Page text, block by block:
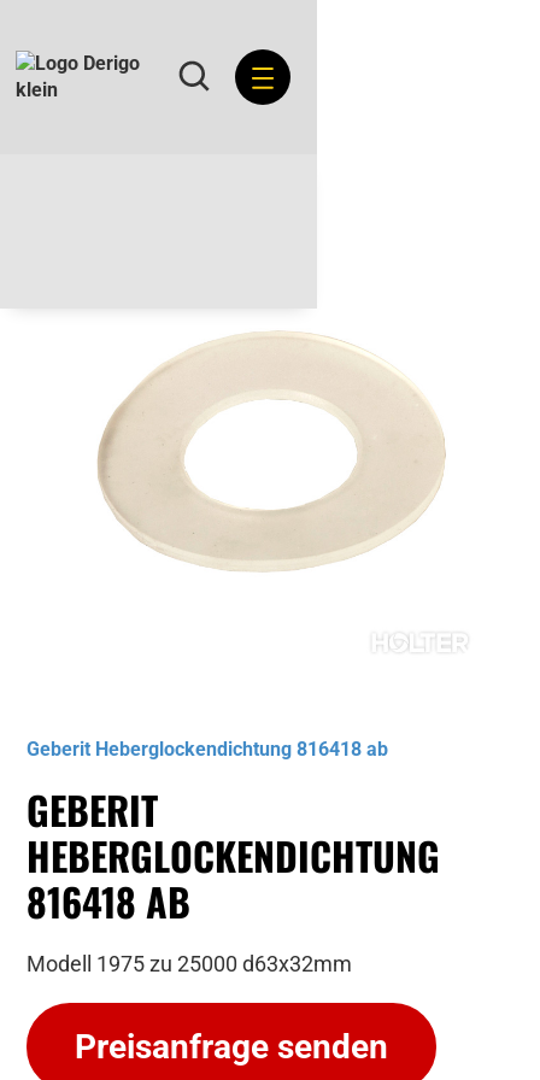
Geberit Heberglockendichtung 816418 ab
GEBERIT
HEBERGLOCKENDICHTUNG
816418 AB
Modell 1975 zu 25000 d63x32mm
Preisanfrage senden